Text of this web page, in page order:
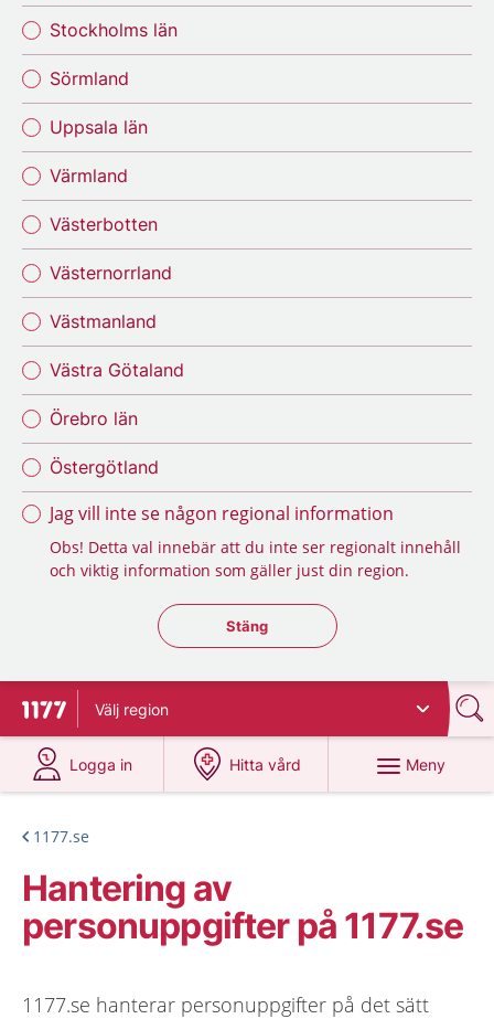
Stockholms län
Sörmland
Uppsala län
Värmland
Västerbotten
Västernorrland
Västmanland
Västra Götaland
Örebro län
Östergötland
Jag vill inte se någon regional information
Obs! Detta val innebär att du inte ser regionalt innehåll
och viktig information som gäller just din region.
Stäng regionsväljaren
Stäng
Till startsidan för 1177
Välj region
Logga in
på 1177.se
Hitta vård
på 1177.se
Meny
1177.se
Hantering av
personuppgifter på 1177.se
1177.se hanterar personuppgifter på det sätt